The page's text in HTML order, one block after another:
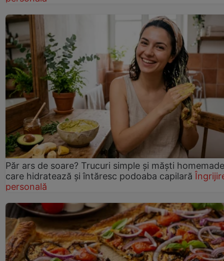
Păr ars de soare? Trucuri simple și măști homemade
care hidratează și întăresc podoaba capilară
personală